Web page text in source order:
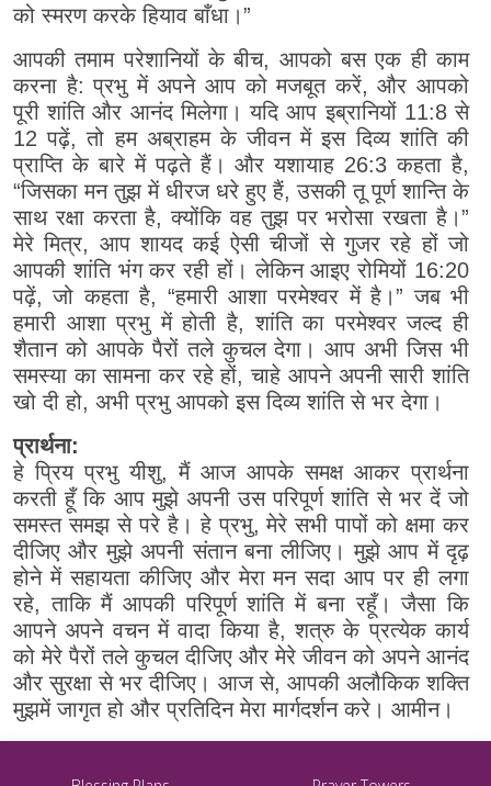
को स्मरण करके हियाव बाँधा।”
आपकी तमाम परेशानियों के बीच, आपको बस एक ही काम
करना है: प्रभु में अपने आप को मजबूत करें, और आपको
पूरी शांति और आनंद मिलेगा। यदि आप इब्रानियों 11:8 से
12 पढ़ें, तो हम अब्राहम के जीवन में इस दिव्य शांति की
प्राप्ति के बारे में पढ़ते हैं। और यशायाह 26:3 कहता है,
“जिसका मन तुझ में धीरज धरे हुए हैं, उसकी तू पूर्ण शान्ति के
साथ रक्षा करता है, क्योंकि वह तुझ पर भरोसा रखता है।”
मेरे मित्र, आप शायद कई ऐसी चीजों से गुजर रहे हों जो
आपकी शांति भंग कर रही हों। लेकिन आइए रोमियों 16:20
पढ़ें, जो कहता है, “हमारी आशा परमेश्वर में है।” जब भी
हमारी आशा प्रभु में होती है, शांति का परमेश्वर जल्द ही
शैतान को आपके पैरों तले कुचल देगा। आप अभी जिस भी
समस्या का सामना कर रहे हों, चाहे आपने अपनी सारी शांति
खो दी हो, अभी प्रभु आपको इस दिव्य शांति से भर देगा।
प्रार्थना:
हे प्रिय प्रभु यीशु, मैं आज आपके समक्ष आकर प्रार्थना
करती हूँ कि आप मुझे अपनी उस परिपूर्ण शांति से भर दें जो
समस्त समझ से परे है। हे प्रभु, मेरे सभी पापों को क्षमा कर
दीजिए और मुझे अपनी संतान बना लीजिए। मुझे आप में दृढ़
होने में सहायता कीजिए और मेरा मन सदा आप पर ही लगा
रहे, ताकि मैं आपकी परिपूर्ण शांति में बना रहूँ। जैसा कि
आपने अपने वचन में वादा किया है, शत्रु के प्रत्येक कार्य
को मेरे पैरों तले कुचल दीजिए और मेरे जीवन को अपने आनंद
और सुरक्षा से भर दीजिए। आज से, आपकी अलौकिक शक्ति
मुझमें जागृत हो और प्रतिदिन मेरा मार्गदर्शन करे। आमीन।